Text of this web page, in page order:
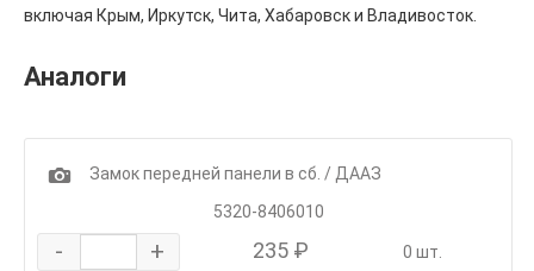
включая Крым, Иркутск, Чита, Хабаровск и Владивосток.
Аналоги
1
Замок передней панели в сб. / ДААЗ
5320-8406010
- + 235 ₽ 0 шт.